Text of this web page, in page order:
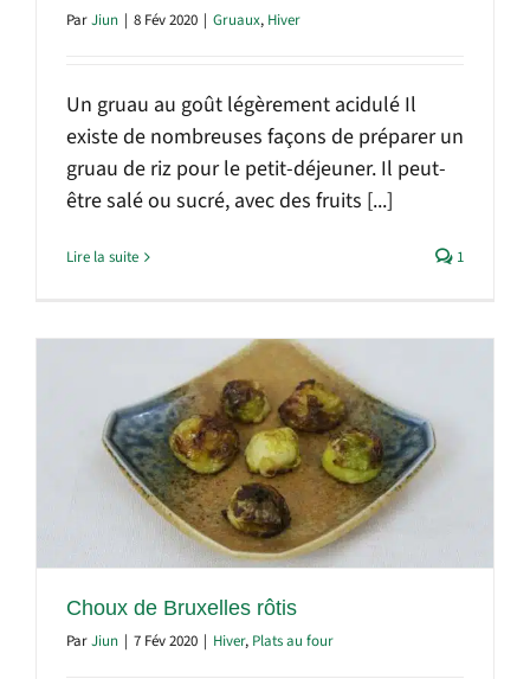
ParJiun | 8 Fév 2020 | Gruaux, Hiver
Un gruau au goût légèrement acidulé Il
existe de nombreuses façons de préparer un
gruau de riz pour le petit-déjeuner. Il peut-
être salé ou sucré, avec des fruits [...]
Lire la suite 1
Choux de Bruxelles rôtis
ParJiun | 7 Fév 2020 | Hiver, Plats au four